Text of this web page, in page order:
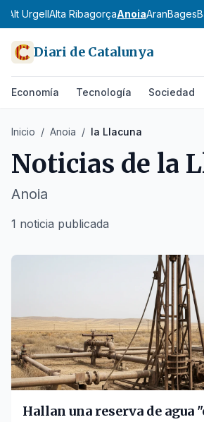
Alt UrgellAlta RibagorçaAnoiaAranBages
Diari de Catalunya
Economía Tecnología Sociedad
Inicio / Anoia / la Llacuna
Noticias de la
Anoia
1 noticia publicada
Hallan una reserva de agua